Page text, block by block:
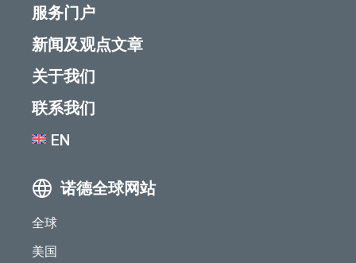
服务门户
新闻及观点文章
关于我们
联系我们
EN
诺德全球网站
全球
美国